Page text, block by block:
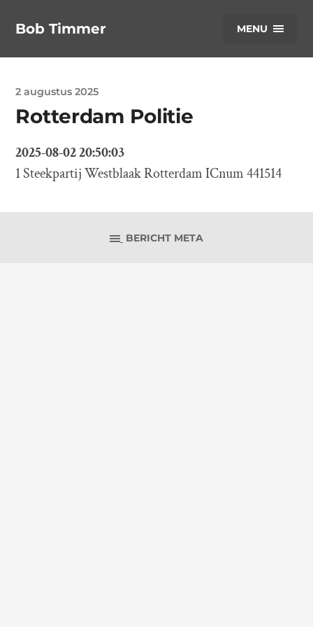
Bob Timmer MENU
2 augustus 2025
Rotterdam Politie
2025-08-02 20:50:03
1 Steekpartij Westblaak Rotterdam ICnum 441514
BERICHT META